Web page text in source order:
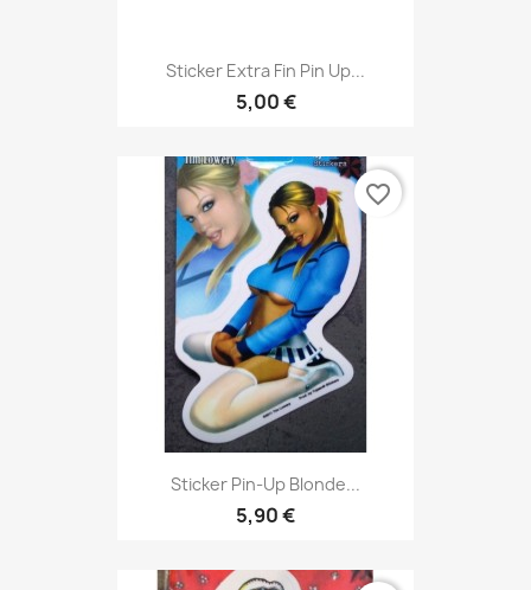
Sticker Extra Fin Pin Up...
5,00 €
Sticker Pin-Up Blonde...
5,90 €
favorite_border